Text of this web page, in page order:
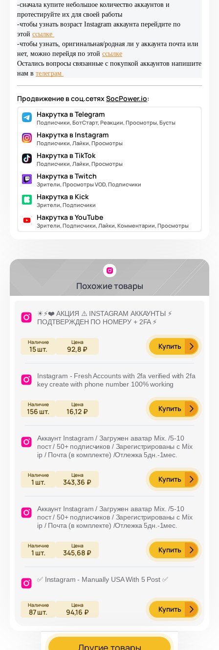
-сначала купите небольшое количество аккаунтов и
протестируйте их для своей работы
-чтобы узнать возраст Instagram аккаунта перейдите по
этой ссылке
-чтобы узнать, оригинальная/родная ли у аккаунта почта или
нет, можно перейдя по этой ссылке
Остались вопросы связанные с покупкой аккаунтов напишите
нам в телеграм
Продвижение в соц.сетяхSocPower.io:
Накрутка в Telegram
Подписчики, БотСтарт, Реакции, Просмотры, Бусты
Накрутка в Instagram
Подписчики, Лайки, Просмотры
Накрутка в TikTok
Подписчики, Лайки, Просмотры
Накрутка в Twitch
Зрители, Просмотры VOD, Подписчики
Накрутка в Kick
Зрители, Подписчики
Накрутка в YouTube
Зрители, Подписчики, Лайки, Комментарии, Просмотры
Похожие товары
☀⚡️❤️ АКЦИЯ ⚠️ INSTAGRAM АККАУНТЫ ⚡️
ПОДТВЕРЖДЕН ПО НОМЕРУ + 2FA ⚡️
15шт. 92,8 ₽ Купить
Instagram - Fresh Accounts with 2fa verified with 2fa
key create with phone number 100% working
156 шт. 16,12 ₽ Купить
Аккаунт Instagram / Загружен аватар Mix. /5-10
пост / 50+ подписчиков / Зарегистрированы с Mix
ip / Почта (в комплекте) /Отлежка 5дн.-1мес.
1 шт. 343,36 ₽ Купить
Аккаунт Instagram / Загружен аватар Mix. /5-10
пост / 50+ подписчиков / Зарегистрированы с Mix
ip / Почта (в комплекте) /Отлежка 5дн.-1мес.
1 шт. 345,68 ₽ Купить
✅ Instagram - Manually USA With 5 Post ✅
87шт. 94,16 ₽ Купить
Другие товары